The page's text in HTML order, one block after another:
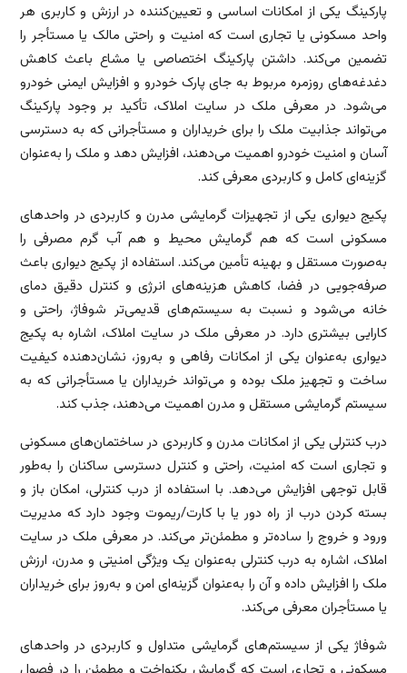
پارکینگ یکی از امکانات اساسی و تعیین‌کننده در ارزش و کاربری هر
واحد مسکونی یا تجاری است که امنیت و راحتی مالک یا مستأجر را
تضمین می‌کند. داشتن پارکینگ اختصاصی یا مشاع باعث کاهش
دغدغه‌های روزمره مربوط به جای پارک خودرو و افزایش ایمنی خودرو
می‌شود. در معرفی ملک در سایت املاک، تأکید بر وجود پارکینگ
می‌تواند جذابیت ملک را برای خریداران و مستأجرانی که به دسترسی
آسان و امنیت خودرو اهمیت می‌دهند، افزایش دهد و ملک را به‌عنوان
گزینه‌ای کامل و کاربردی معرفی کند.
پکیج دیواری یکی از تجهیزات گرمایشی مدرن و کاربردی در واحدهای
مسکونی است که هم گرمایش محیط و هم آب گرم مصرفی را
به‌صورت مستقل و بهینه تأمین می‌کند. استفاده از پکیج دیواری باعث
صرفه‌جویی در فضا، کاهش هزینه‌های انرژی و کنترل دقیق دمای
خانه می‌شود و نسبت به سیستم‌های قدیمی‌تر شوفاژ، راحتی و
کارایی بیشتری دارد. در معرفی ملک در سایت املاک، اشاره به پکیج
دیواری به‌عنوان یکی از امکانات رفاهی و به‌روز، نشان‌دهنده کیفیت
ساخت و تجهیز ملک بوده و می‌تواند خریداران یا مستأجرانی که به
سیستم گرمایشی مستقل و مدرن اهمیت می‌دهند، جذب کند.
درب کنترلی یکی از امکانات مدرن و کاربردی در ساختمان‌های مسکونی
و تجاری است که امنیت، راحتی و کنترل دسترسی ساکنان را به‌طور
قابل توجهی افزایش می‌دهد. با استفاده از درب کنترلی، امکان باز و
بسته کردن درب از راه دور یا با کارت/ریموت وجود دارد که مدیریت
ورود و خروج را ساده‌تر و مطمئن‌تر می‌کند. در معرفی ملک در سایت
املاک، اشاره به درب کنترلی به‌عنوان یک ویژگی امنیتی و مدرن، ارزش
ملک را افزایش داده و آن را به‌عنوان گزینه‌ای امن و به‌روز برای خریداران
یا مستأجران معرفی می‌کند.
شوفاژ یکی از سیستم‌های گرمایشی متداول و کاربردی در واحدهای